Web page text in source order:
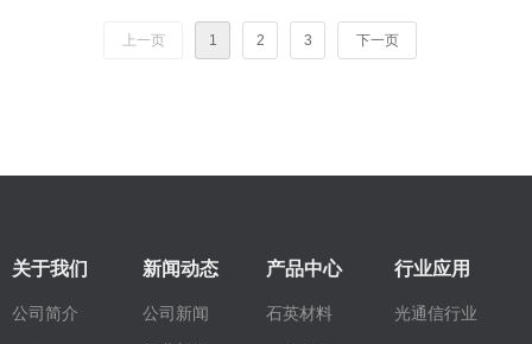
上一页 1 2 3 下一页
关于我们
公司简介
新闻动态
公司新闻
产品中心
石英材料
行业应用
光通信行业